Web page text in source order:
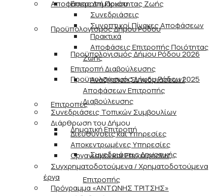
Αποφάσεις Δημάρχου
Προϋπολογισμός Δήμου Ρόδου
Προϋπολογισμός Δήμου Ρόδου 2026
Προϋπολογισμός Δήμου Ρόδου 2025
Επιτροπές
Δημοτική Επιτροπή
Συνεδριάσεις Δημοτικής
Επιτροπής
Επιτροπή Ποιότητας Ζωής
Συνεδριάσεις
Συνοπτικοί Πίνακες Αποφάσεων
Πρακτικά
Αποφάσεις Επιτροπής Ποιότητας
Ζωής
Επιτροπή Διαβούλευσης
Αναζήτηση Συνεδριάσεων/
Αποφάσεων Επιτροπής
Διαβούλευσης
Συνεδριάσεις Τοπικών Συμβουλίων
Διάρθρωση του Δήμου
Διευθύνσεις και Υπηρεσίες
Αποκεντρωμένες Υπηρεσίες
Οργανισμοί και Επιχειρήσεις
Συγχρηματοδοτούμενα / Χρηματοδοτούμενα
έργα
Πρόγραμμα «ΑΝΤΩΝΗΣ ΤΡΙΤΣΗΣ»